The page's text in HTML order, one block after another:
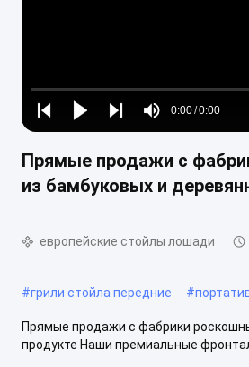
Play
Play
Play
Mute
Time
0:00/0:00
Loaded:
0%
Прямые продажи с
из бамбуковых и
европейские стойлы лошади
#грили стойла передние #
Прямые продажи с фабрики
продукте Наши премиальные